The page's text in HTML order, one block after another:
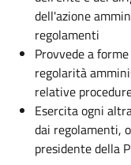
dell'azione
regolamenti
Provvede a
regolarità
relative
Esercita ogni
dai regolamenti,
presidente della